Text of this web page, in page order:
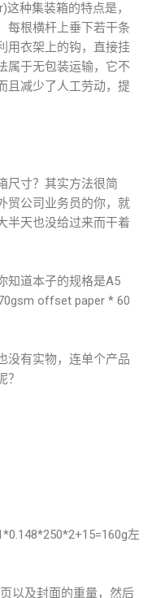
种集装箱的特点是，
每根横杆上垂下若干条
用衣架上的钩，直接挂
属于无包装运输，它不
且减少了人工劳动，提
尺寸？其实方法很简
贸公司业务员的你，就
半天也没给过来而干着
知道本子的规格是A5
offset paper * 60
没有实物，连单个产品
左
以及封面的重量，然后